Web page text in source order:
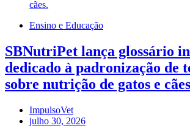
Ensino e Educação
SBNutriPet lança glossário
dedicado à padronização de
sobre nutrição de gatos e
ImpulsoVet
julho 30, 2026